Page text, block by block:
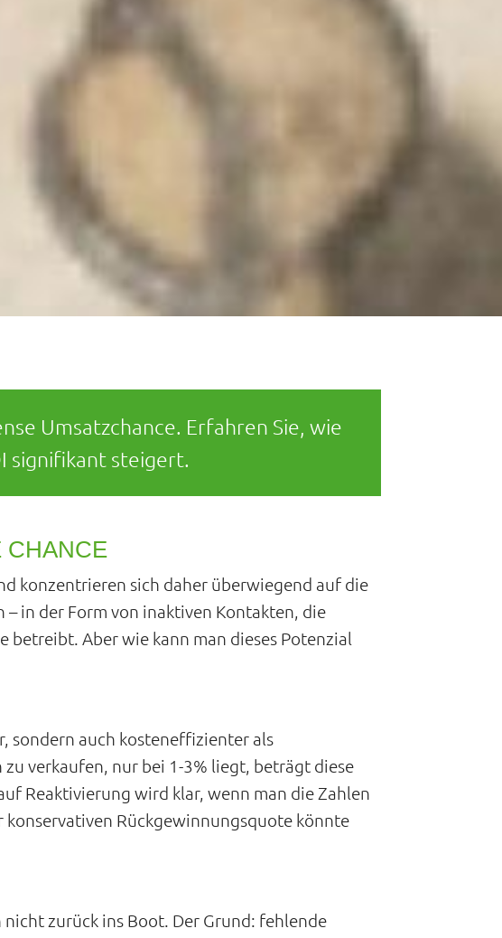
Umsatzchance. Erfahren Sie, wie
signifikant steigert.
CHANCE
konzentrieren sich daher überwiegend auf die
in der Form von inaktiven Kontakten, die
Aber wie kann man dieses Potenzial
sondern auch kosteneffizienter als
verkaufen, nur bei 1-3% liegt, beträgt diese
Reaktivierung wird klar, wenn man die Zahlen
Rückgewinnungsquote könnte
zurück ins Boot. Der Grund: fehlende